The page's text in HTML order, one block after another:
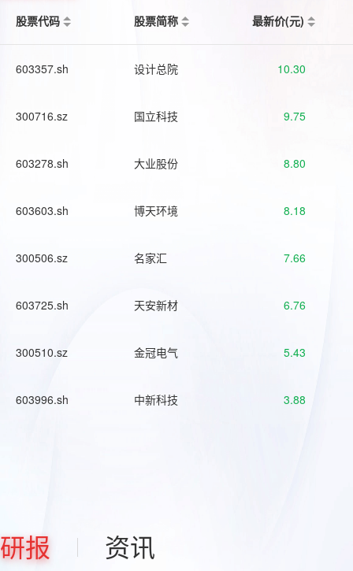
股票代码
股票简称 最新价(元)
603357.sh 设计总院 10.30
300716.sz 国立科技 9.75
603278.sh 大业股份 8.80
603603.sh 博天环境 8.18
300506.sz 名家汇 7.66
603725.sh 天安新材 6.76
300510.sz 金冠电气 5.43
603996.sh 中新科技 3.88
研报 资讯